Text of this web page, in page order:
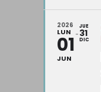
2026
LUN
01
JUN
JUE
31
DIC